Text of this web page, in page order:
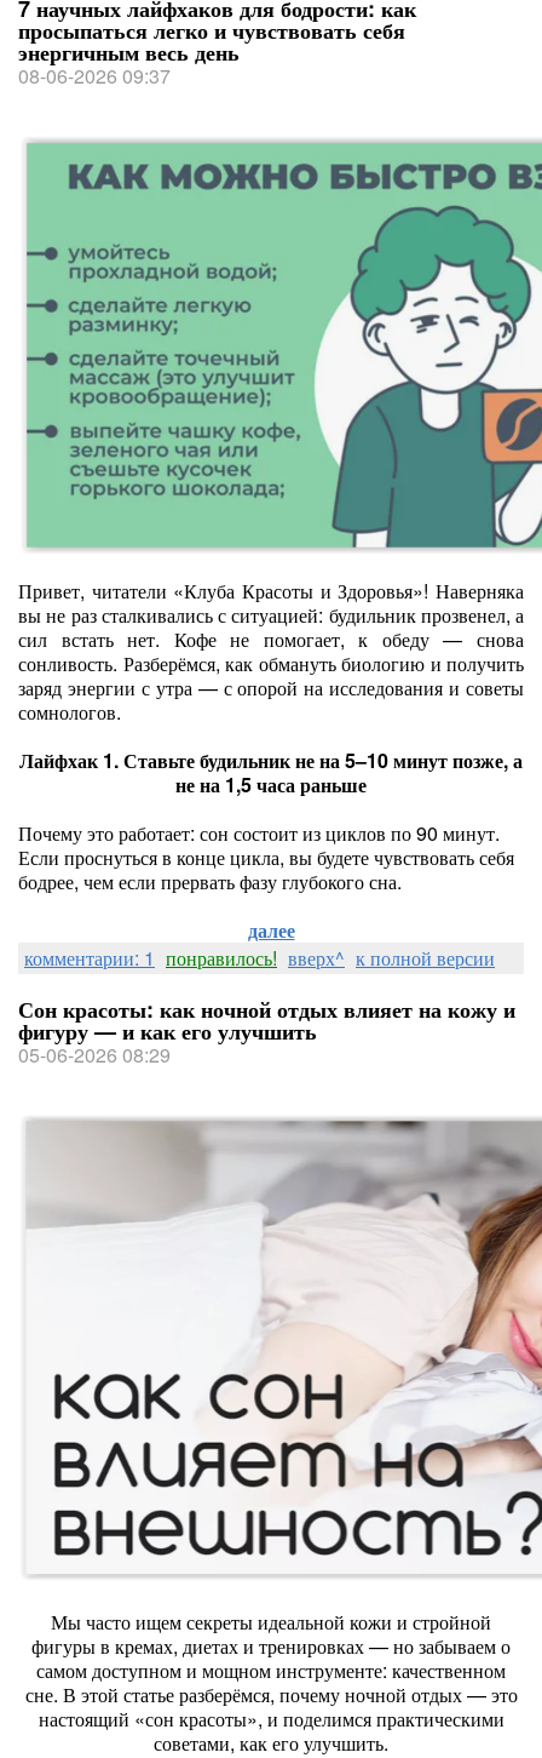
7 научных лайфхаков для бодрости: как
просыпаться легко и чувствовать себя
энергичным весь день
08-06-2026 09:37
Привет, читатели «Клуба Красоты и Здоровья»! Наверняка
вы не раз сталкивались с ситуацией: будильник прозвенел, а
сил встать нет. Кофе не помогает, к обеду — снова
сонливость. Разберёмся, как обмануть биологию и получить
заряд энергии с утра — с опорой на исследования и советы
сомнологов.
Лайфхак 1. Ставьте будильник не на 5–10 минут позже, а
не на 1,5 часа раньше
Почему это работает: сон состоит из циклов по 90 минут.
Если проснуться в конце цикла, вы будете чувствовать себя
бодрее, чем если прервать фазу глубокого сна.
далее
комментарии: 1 понравилось! вверх^ к полной версии
Сон красоты: как ночной отдых влияет на кожу и
фигуру — и как его улучшить
05-06-2026 08:29
Мы часто ищем секреты идеальной кожи и стройной
фигуры в кремах, диетах и тренировках — но забываем о
самом доступном и мощном инструменте: качественном
сне. В этой статье разберёмся, почему ночной отдых — это
настоящий «сон красоты», и поделимся практическими
советами, как его улучшить.